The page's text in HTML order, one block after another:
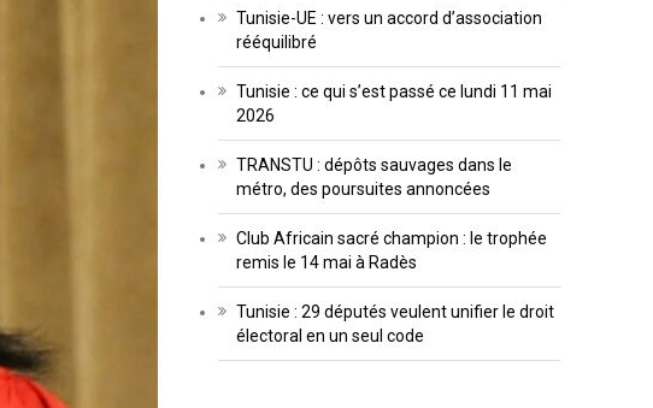
Tunisie-UE : vers un accord d’association
rééquilibré
Tunisie : ce qui s’est passé ce lundi 11 mai
2026
TRANSTU : dépôts sauvages dans le
métro, des poursuites annoncées
Club Africain sacré champion : le trophée
remis le 14 mai à Radès
Tunisie : 29 députés veulent unifier le droit
électoral en un seul code